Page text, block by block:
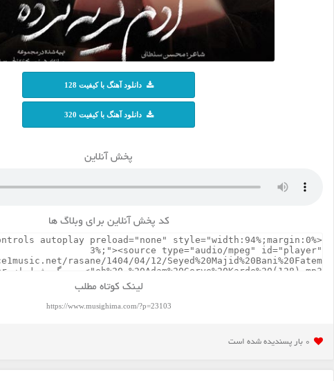
دانلود آهنگ با کیفیت 128
دانلود آهنگ با کیفیت 320
پخش آنلاین
کد پخش آنلاین برای وبلاگ ها
لینک کوتاه مطلب
https://www.musighima.com/?p=23103
0 بار پسنديده شده است